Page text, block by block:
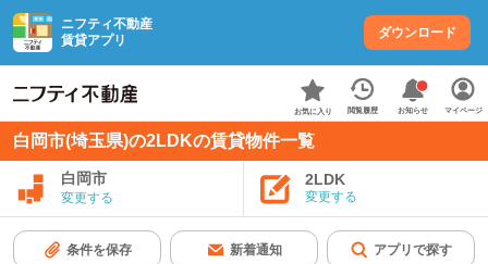
ニフティ不動産
賃貸アプリ
ダウンロード
お気に入り 閲覧履歴 お知らせ マイページ
白岡市(埼玉県)の2LDKの賃貸物件一覧
白岡市
変更する
2LDK
変更する
条件を保存 新着通知 アプリで探す